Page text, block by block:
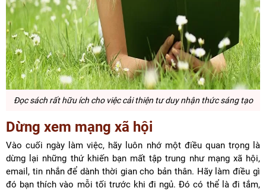
Đọc sách rất hữu ích cho việc cải thiện tư duy nhận thức sáng tạo
Dừng xem mạng xã hội
Vào cuối ngày làm việc, hãy luôn nhớ một điều quan trọng là
dừng lại những thứ khiến bạn mất tập trung như mạng xã hội,
email, tin nhắn để dành thời gian cho bản thân. Hãy làm điều gì
đó bạn thích vào mỗi tối trước khi đi ngủ. Đó có thể là đi tắm,